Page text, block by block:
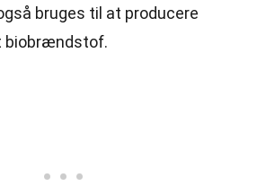
bruges til at producere
biobrændstof.